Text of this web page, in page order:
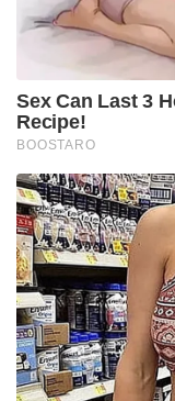
Sex Can Last 3
Recipe!
BOOSTARO